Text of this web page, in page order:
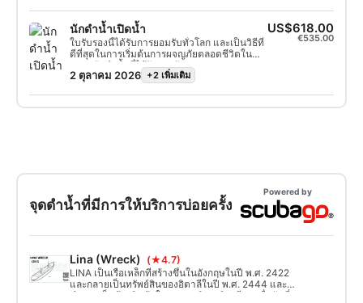
ของนักดำน้ำที่มั่นใจและปลอดภัย เมื่อสำเร็จ
หลักสูตร คุณจะได้รับใบรับรอง SSI Open Water
Diver
นักดำน้ำเปิดน้ำ
ใบรับรองนี้ได้รับการยอมรับทั่วโลก และเป็นวิธีที่
ดีที่สุดในการเริ่มต้นการผจญภัยตลอดชีวิตใน
ฐานะนักดำน้ำที่ได้รับการรับรอง การผสมผสาน
ระหว่างการสอนแบบส่วนตัวและการฝึกปฏิบัติ
ของนักดำน้ำที่มั่นใจและปลอดภัย เมื่อสำเร็จ
หลักสูตร คุณจะได้รับใบรับรอง SSI Open Water
2 ตุลาคม 2026 +2 เพิ่มเติม
US$618.00
€535.00
จุดดำน้ำที่มีการให้บริการบ่อยครั้ง
Powered by
Lina (Wreck)
(★4.7)
LINA เป็นเรือเหล็กที่สร้างขึ้นในอังกฤษในปี พ.ศ. 2422
และกลายเป็นทรัพย์สินของอิตาลีในปี พ.ศ. 2444 และ
ทำงานเป็นผู้ส่งสินค้าในทะเลเมดิเตอร์เรเนียน เมื่อวันที่